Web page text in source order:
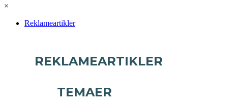
×
Reklameartikler
REKLAMEARTIKLER
TEMAER